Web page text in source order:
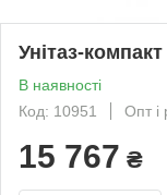
Унітаз-
В наявності
Код: 10951
Опт і
15 767 ₴